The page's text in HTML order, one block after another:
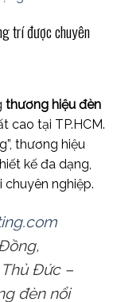
trí được chuyên
thương hiệu đèn
cao tại TP.HCM.
thương hiệu
kế đa dạng,
nghiệp.
Thủ Đức –
đèn nổi